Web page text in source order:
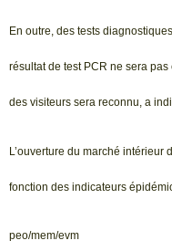
En outre, des tests
résultat de test PCR ne sera
des visiteurs sera reconnu, a
L’ouverture du marché intérieur
fonction des indicateurs
peo/mem/evm